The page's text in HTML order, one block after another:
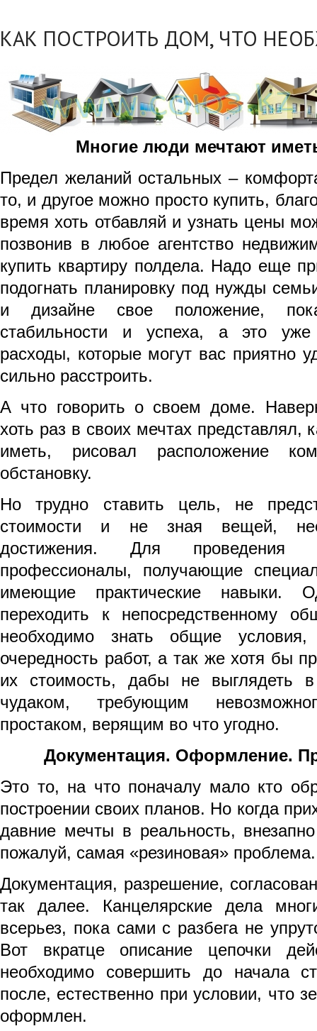
КАК ПОСТРОИТЬ ДОМ, ЧТО
Многие люди мечтают
Предел желаний остальных –
то, и другое можно просто купить,
время хоть отбавляй и узнать цены
позвонив в любое агент­ство
купить квартиру полдела. Надо еще
подогнать планировку под нужды
и дизайне свое положение,
стабильности и успеха, а это уже
расходы, которые могут вас приятно
сильно расстроить.
А что говорить о своем доме.
хоть раз в своих мечтах представлял,
иметь, рисовал расположение
обстановку.
Но трудно ставить цель, не
стоимости и не зная вещей,
достижения. Для проведения
профессионалы, получающие
имеющие практические навыки.
переходить к непо­средственному
необходимо знать общие
очередность работ, а так же хотя бы
их стоимость, дабы не выглядеть
чудаком, требующим
простаком, верящим во что угодно.
Документация. Оформление.
Это то, на что поначалу мало кто
построении своих планов. Но когда
давние мечты в реальность,
пожалуй, самая «резиновая» проблема.
Документация, разрешение,
так далее. Канцелярские дела
всерьез, пока сами с разбега не
Вот вкратце описание цепочки
необходимо совершить до начала
после, естественно при условии, что
оформлен.